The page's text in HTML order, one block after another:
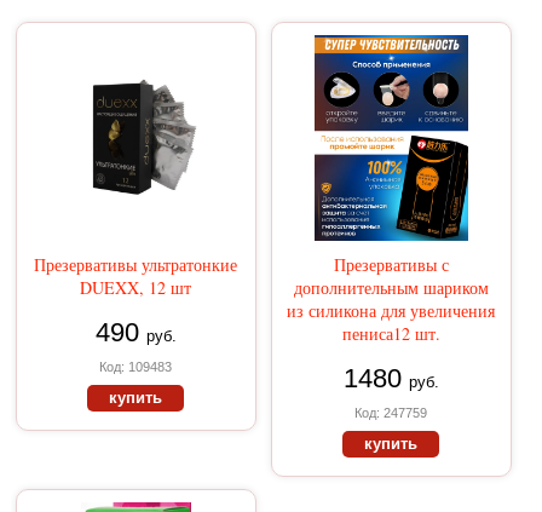
Презервативы ультратонкие
DUEXX, 12 шт
490 руб.
Код: 109483
купить
Презервативы с
дополнительным шариком
из силикона для увеличения
пениса12 шт.
1480 руб.
Код: 247759
купить